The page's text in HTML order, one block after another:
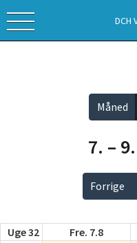
DCH
Forrige
7. –
Måned
Uge 32 Fre. 7.8